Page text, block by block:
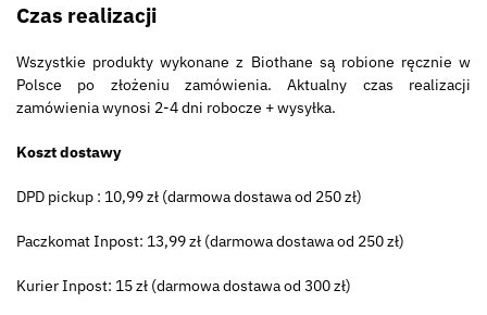
Czas realizacji
Wszystkie produkty wykonane z Biothane są robione ręcznie w
Polsce po złożeniu zamówienia. Aktualny czas realizacji
zamówienia wynosi 2-4 dni robocze + wysyłka.
Koszt dostawy
DPD pickup : 10,99 zł (darmowa dostawa od 250 zł)
Paczkomat Inpost: 13,99 zł (darmowa dostawa od 250 zł)
Kurier Inpost: 15 zł (darmowa dostawa od 300 zł)